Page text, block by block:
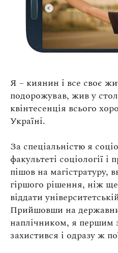
Я – киянин і все своє
подорожував, жив у
квінтесенція всього
Україні.
За спеціальністю я
факультеті соціології
пішов на
гіршого рішення, ніж
віддати
Прийшовши на
наплічником, я першим
захистився і одразу ж